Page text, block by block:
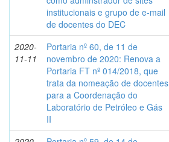
institucionais e grupo de e-mail
de docentes do DEC
2020-
11-11
Portaria nº 60, de 11 de
novembro de 2020: Renova a
Portaria FT nº 014/2018, que
trata da nomeação de docentes
para a Coordenação do
Laboratório de Petróleo e Gás
II